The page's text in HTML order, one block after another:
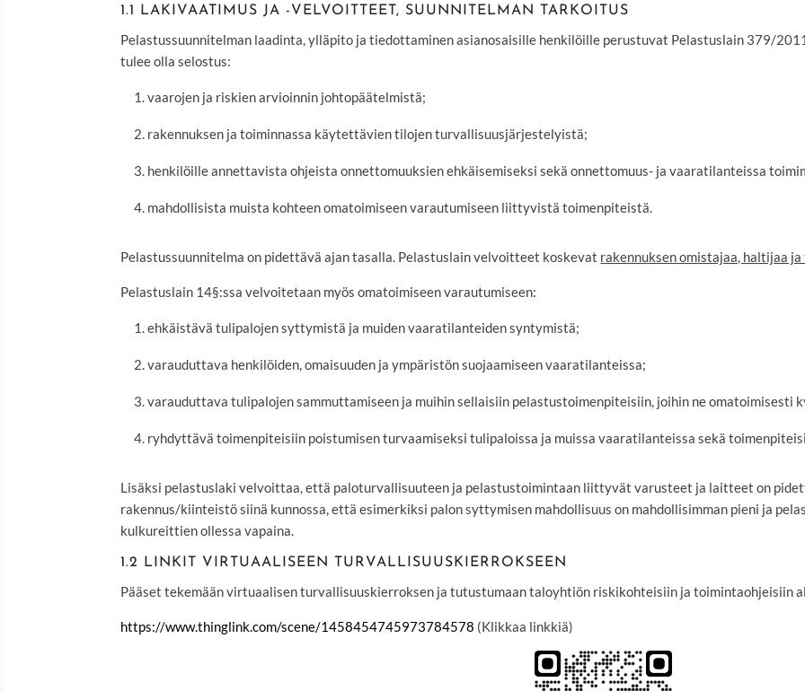
1.1 LAKIVAATIMUS JA -VELVOITTEET, SUUNNITELMAN TARKOITUS
Pelastussuunnitelman laadinta, ylläpito ja tiedottaminen asianosaisille henkilöille perustuvat Pelastuslain 379/
tulee olla selostus:
vaarojen ja riskien arvioinnin johtopäätelmistä;
rakennuksen ja toiminnassa käytettävien tilojen turvallisuusjärjestelyistä;
henkilöille annettavista ohjeista onnettomuuksien ehkäisemiseksi sekä onnettomuus- ja vaaratilanteissa
mahdollisista muista kohteen omatoimiseen varautumiseen liittyvistä toimenpiteistä.
Pelastussuunnitelma on pidettävä ajan tasalla. Pelastuslain velvoitteet koskevat rakennuksen omistajaa, haltijaa
Pelastuslain 14§:ssa velvoitetaan myös omatoimiseen varautumiseen:
ehkäistävä tulipalojen syttymistä ja muiden vaaratilanteiden syntymistä;
varauduttava henkilöiden, omaisuuden ja ympäristön suojaamiseen vaaratilanteissa;
varauduttava tulipalojen sammuttamiseen ja muihin sellaisiin pelastustoimenpiteisiin, joihin ne omatoimisesti
ryhdyttävä toimenpiteisiin poistumisen turvaamiseksi tulipaloissa ja muissa vaaratilanteissa sekä
Lisäksi pelastuslaki velvoittaa, että paloturvallisuuteen ja pelastustoimintaan liittyvät varusteet ja laitteet on
rakennus/kiinteistö siinä kunnossa, että esimerkiksi palon syttymisen mahdollisuus on mahdollisimman pieni ja
kulkureittien ollessa vapaina.
1.2 LINKIT VIRTUAALISEEN TURVALLISUUSKIERROKSEEN
Pääset tekemään virtuaalisen turvallisuuskierroksen ja tutustumaan taloyhtiön riskikohteisiin ja toimintaohjeisiin
https://www.thinglink.com/scene/1458454745973784578 (Klikkaa linkkiä)